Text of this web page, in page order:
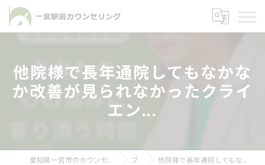
他院様で長年通院してもなかな
か改善が見られなかったクライ
エン...
ブログ 他院様で長年通院してもなかなか改善が見られなかったクライエン...